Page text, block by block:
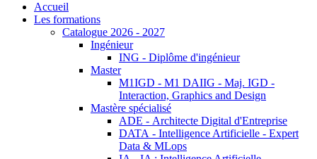
Accueil
Les formations
Catalogue 2026 - 2027
Ingénieur
ING - Diplôme d'ingénieur
Master
M1IGD - M1 DAIIG - Maj. IGD -
Interaction, Graphics and Design
Mastère spécialisé
ADE - Architecte Digital d'Entreprise
DATA - Intelligence Artificielle - Expert
Data & MLops